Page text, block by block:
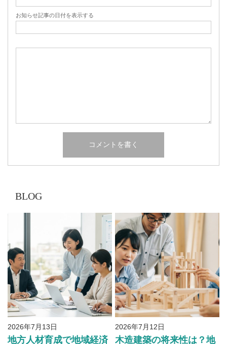
お知らせ記事の日付を表示する
BLOG
2026年7月13日
地方人材育成で地域経済
2026年7月12日
木造建築の将来性は？地